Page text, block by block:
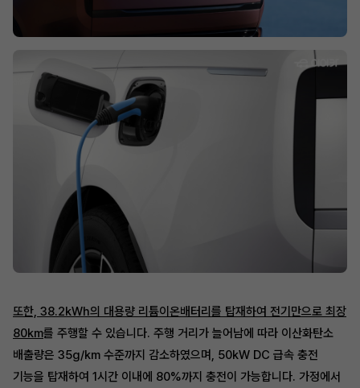
또한, 38.2kWh의 대용량 리튬이온배터리를 탑재하여 전기만으로 최장
80km를 주행할 수 있습니다. 주행 거리가 늘어남에 따라 이산화탄소
배출량은 35g/km 수준까지 감소하였으며, 50kW DC 급속 충전
기능을 탑재하여 1시간 이내에 80%까지 충전이 가능합니다. 가정에서